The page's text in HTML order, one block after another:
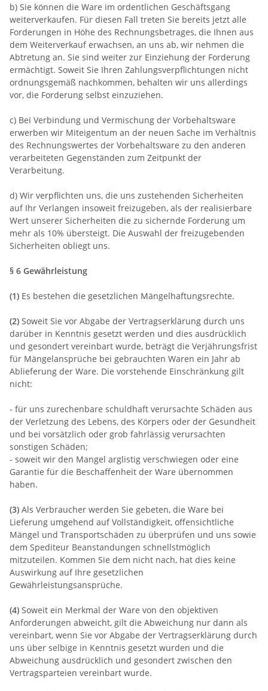
b) Sie können die Ware im ordentlichen Geschäftsgang
weiterverkaufen. Für diesen Fall treten Sie bereits jetzt alle
Forderungen in Höhe des Rechnungsbetrages, die Ihnen aus
dem Weiterverkauf erwachsen, an uns ab, wir nehmen die
Abtretung an. Sie sind weiter zur Einziehung der Forderung
ermächtigt. Soweit Sie Ihren Zahlungsverpflichtungen nicht
ordnungsgemäß nachkommen, behalten wir uns allerdings
vor, die Forderung selbst einzuziehen.
c) Bei Verbindung und Vermischung der Vorbehaltsware
erwerben wir Miteigentum an der neuen Sache im Verhältnis
des Rechnungswertes der Vorbehaltsware zu den anderen
verarbeiteten Gegenständen zum Zeitpunkt der
Verarbeitung.
d) Wir verpflichten uns, die uns zustehenden Sicherheiten
auf Ihr Verlangen insoweit freizugeben, als der realisierbare
Wert unserer Sicherheiten die zu sichernde Forderung um
mehr als 10% übersteigt. Die Auswahl der freizugebenden
Sicherheiten obliegt uns.
§ 6 Gewährleistung
(1) Es bestehen die gesetzlichen Mängelhaftungsrechte.
(2) Soweit Sie vor Abgabe der Vertragserklärung durch uns
darüber in Kenntnis gesetzt werden und dies ausdrücklich
und gesondert vereinbart wurde, beträgt die Verjährungsfrist
für Mängelansprüche bei gebrauchten Waren ein Jahr ab
Ablieferung der Ware. Die vorstehende Einschränkung gilt
nicht:
- für uns zurechenbare schuldhaft verursachte Schäden aus
der Verletzung des Lebens, des Körpers oder der Gesundheit
und bei vorsätzlich oder grob fahrlässig verursachten
sonstigen Schäden;
- soweit wir den Mangel arglistig verschwiegen oder eine
Garantie für die Beschaffenheit der Ware übernommen
haben.
(3) Als Verbraucher werden Sie gebeten, die Ware bei
Lieferung umgehend auf Vollständigkeit, offensichtliche
Mängel und Transportschäden zu überprüfen und uns sowie
dem Spediteur Beanstandungen schnellstmöglich
mitzuteilen. Kommen Sie dem nicht nach, hat dies keine
Auswirkung auf Ihre gesetzlichen
Gewährleistungsansprüche.
(4) Soweit ein Merkmal der Ware von den objektiven
Anforderungen abweicht, gilt die Abweichung nur dann als
vereinbart, wenn Sie vor Abgabe der Vertragserklärung durch
uns über selbige in Kenntnis gesetzt wurden und die
Abweichung ausdrücklich und gesondert zwischen den
Vertragsparteien vereinbart wurde.